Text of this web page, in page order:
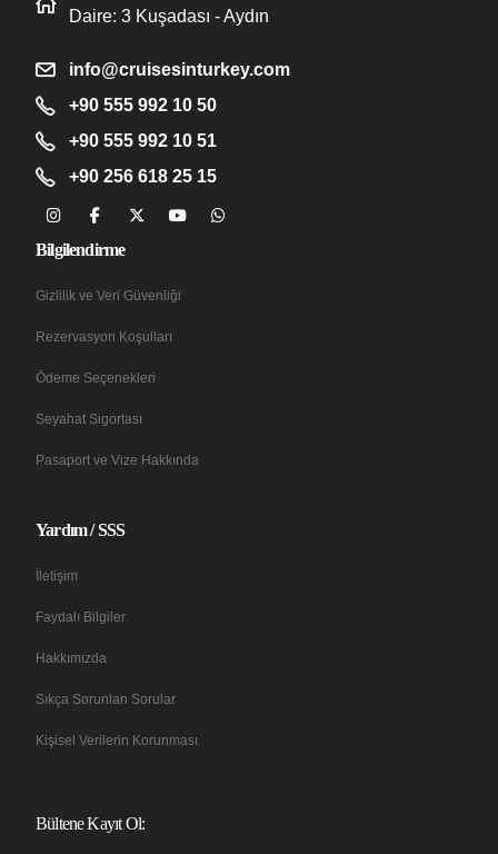
Daire: 3 Kuşadası - Aydın
info@cruisesinturkey.com
+90 555 992 10 50
+90 555 992 10 51
+90 256 618 25 15
Bilgilendirme
Gizlilik ve Veri Güvenliği
Rezervasyon Koşulları
Ödeme Seçenekleri
Seyahat Sigortası
Pasaport ve Vize Hakkında
Yardım / SSS
İletişim
Faydalı Bilgiler
Hakkımızda
Sıkça Sorunlan Sorular
Kişisel Verilerin Korunması
Bültene Kayıt Ol: